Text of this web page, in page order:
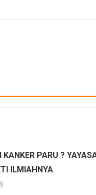
PARU ?
ILMIAHNYA